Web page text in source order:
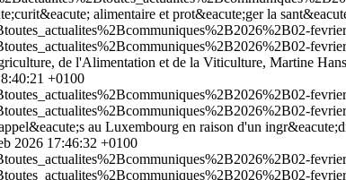
alimentaire et prot&eacute;ger la
de l'Alimentation et de la Viticulture, Martine
+0100
au Luxembourg en raison d'un
2026 17:46:32 +0100